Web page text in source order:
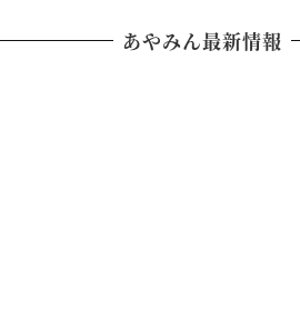
あやみん最新情報